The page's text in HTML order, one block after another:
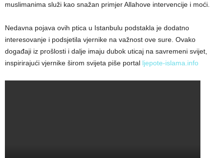
muslimanima služi kao snažan primjer Allahove intervencije i moći.
Nedavna pojava ovih ptica u Istanbulu podstakla je dodatno
interesovanje i podsjetila vjernike na važnost ove sure. Ovako
događaji iz prošlosti i dalje imaju dubok uticaj na savremeni svijet,
inspirirajući vjernike širom svijeta piše portal ljepote-islama.info